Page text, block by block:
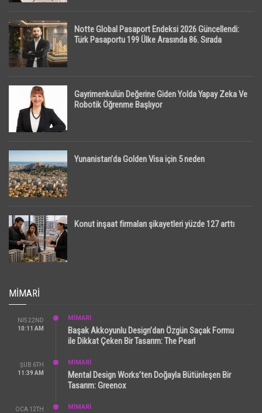
Notte Global Pasaport Endeksi 2026 Güncellendi:
Türk Pasaportu 199 Ülke Arasında 86. Sırada
Gayrimenkulün Değerine Giden Yolda Yapay Zeka Ve
Robotik Öğrenme Başlıyor
Yunanistan’da Golden Visa için 5 neden
Konut inşaat firmaları şikayetleri yüzde 127 arttı
MIMARI
NIS 22ND
10:11 AM
MİMARİ
Başak Akkoyunlu Design’dan Özgün Saçak Formu
ile Dikkat Çeken Bir Tasarım: The Pearl
ŞUB 6TH
11:39 AM
MİMARİ
Mental Design Works’ten Doğayla Bütünleşen Bir
Tasarım: Greenox
OCA 12TH
MİMARİ